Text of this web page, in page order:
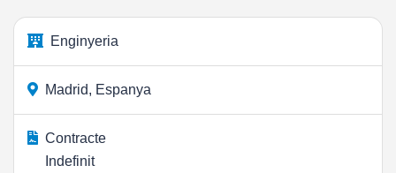
Enginyeria
Madrid, Espanya
Contracte
Indefinit